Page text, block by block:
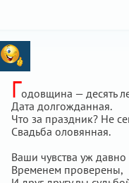
Годовщина — десять
Дата долгожданная.
Что за праздник? Не
Свадьба оловянная.
Ваши чувства уж давно
Временем проверены,